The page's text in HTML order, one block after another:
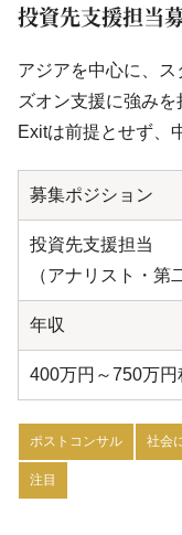
投資先支援担当
アジアを中心に、
ズオン支援に強みを
Exitは前提とせず、
募集ポジション
投資先支援担当
（アナリスト・第
年収
400万円～750万円
ポストコンサル 社会
注目